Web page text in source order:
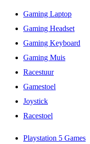
Gaming Laptop
Gaming Headset
Gaming Keyboard
Gaming Muis
Racestuur
Gamestoel
Joystick
Racestoel
Playstation 5 Games